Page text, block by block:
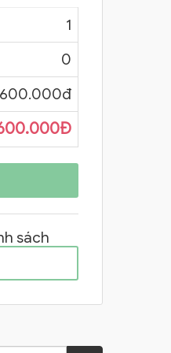
1
0
sách